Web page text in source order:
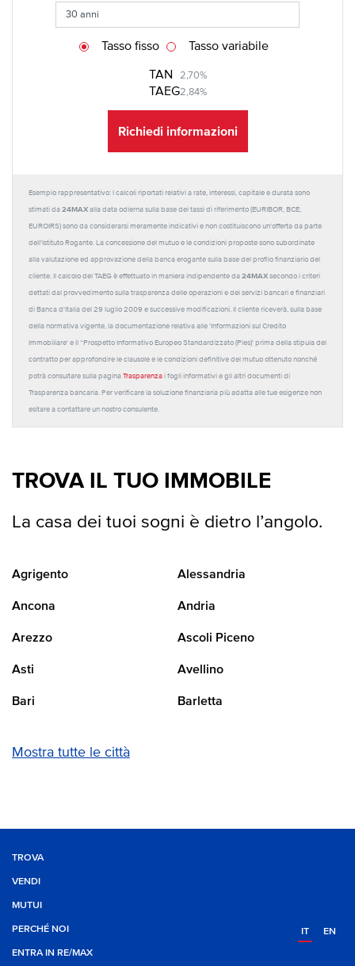
TAN 2,70%
TAEG2,84%
Tasso fisso Tasso variabile
Richiedi informazioni
Esempio rappresentativo: I calcoli riportati relativi a rate, interessi, capitale e durata sono
stimati da 24MAX alla data odierna sulla base dei tassi di riferimento (EURIBOR, BCE,
EUROIRS) sono da considerarsi meramente indicativi e non costituiscono un'offerta da parte
dell'Istituto Rogante. La concessione del mutuo e le condizioni proposte sono subordinate
alla valutazione ed approvazione della banca erogante sulla base del profilo finanziario del
cliente. Il calcolo del TAEG è effettuato in maniera indipendente da 24MAX secondo i criteri
dettati dal provvedimento sulla trasparenza delle operazioni e dei servizi bancari e finanziari
di Banca d'Italia del 29 luglio 2009 e successive modificazioni. Il cliente riceverà, sulla base
della normativa vigente, la documentazione relativa alle 'Informazioni sul Credito
Immobiliare' e il “Prospetto Informativo Europeo Standardizzato (Pies)' prima della stipula del
contratto per approfondire le clausole e le condizioni definitive del mutuo ottenuto nonché
potrà consultare sulla pagina Trasparenza i fogli informativi e gli altri documenti di
Trasparenza bancaria. Per verificare la soluzione finanziaria più adatta alle tue esigenze non
esitare a contattare un nostro consulente.
TROVA IL TUO IMMOBILE
La casa dei tuoi sogni è dietro l’angolo.
Agrigento Alessandria
Ancona Andria
Arezzo Ascoli Piceno
Asti Avellino
Bari Barletta
Mostra tutte le città
TROVA
VENDI
MUTUI
PERCHÉ NOI
ENTRA IN RE/MAX
IT EN